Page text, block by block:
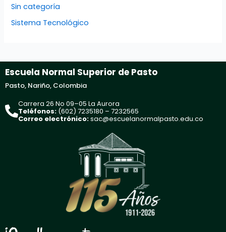
Sin categoría
Sistema Tecnológico
Escuela Normal Superior de Pasto
Pasto, Nariño, Colombia
Carrera 26 No 09–05 La Aurora
Teléfonos: (602) 7235180 – 7232565
Correo electrónico:sac@escuelanormalpasto.edu.co